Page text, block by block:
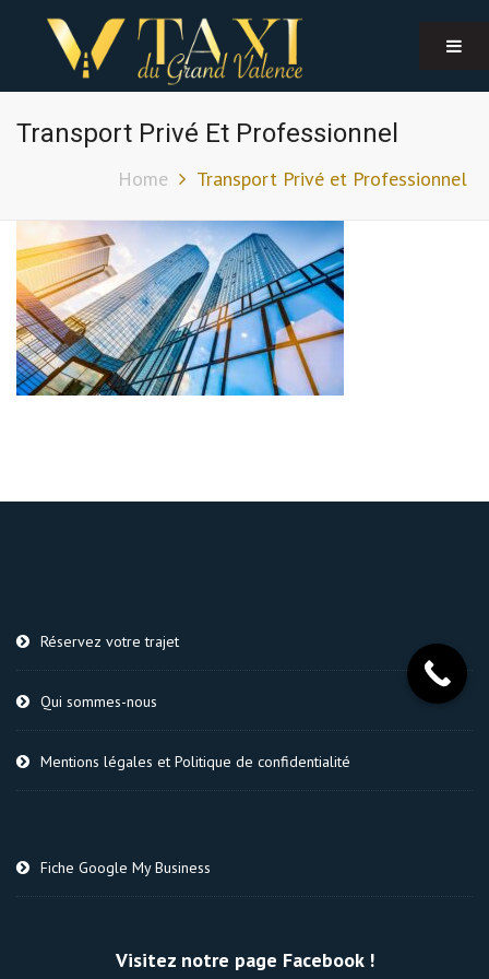
Transport Privé Et Professionnel
Home Transport Privé et Professionnel
Réservez votre trajet
Qui sommes-nous
Mentions légales et Politique de confidentialité
Fiche Google My Business
Visitez notre page Facebook !